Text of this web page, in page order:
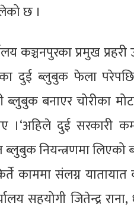
छ ।
कञ्चनपुरका प्रमुख
दुई ब्लुबुक फेला परेपछि
बनाएर चोरीका
दुई सरकारी
नियन्त्रणमा लिएको
काममा संलग्न
सहयोगी जितेन्द्र